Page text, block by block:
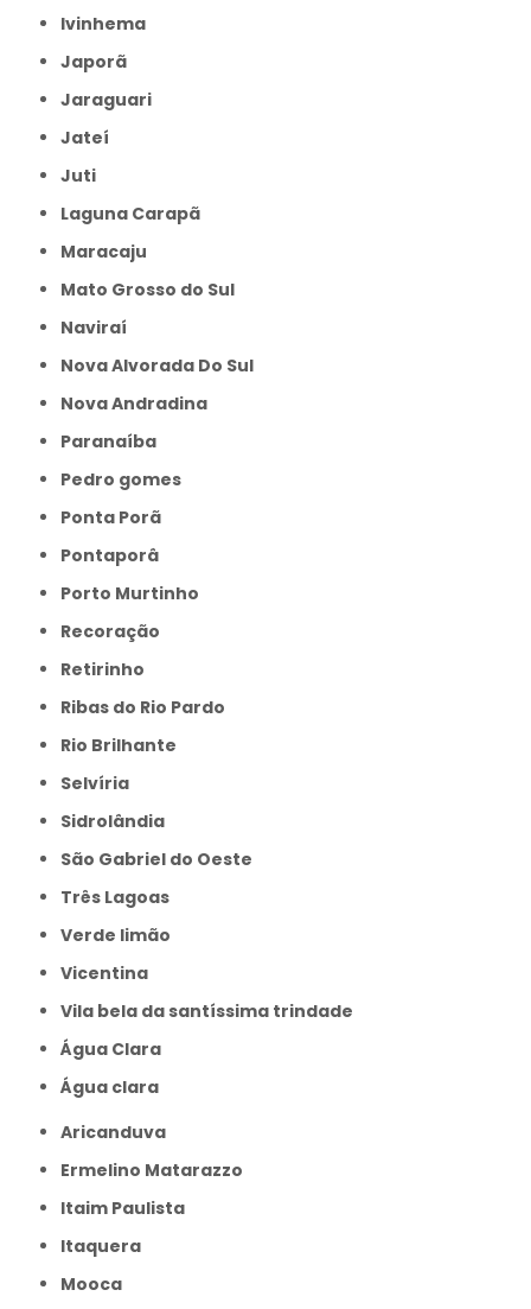
Ivinhema
Japorã
Jaraguari
Jateí
Juti
Laguna Carapã
Maracaju
Mato Grosso do Sul
Naviraí
Nova Alvorada Do Sul
Nova Andradina
Paranaíba
Pedro gomes
Ponta Porã
Pontaporâ
Porto Murtinho
Recoração
Retirinho
Ribas do Rio Pardo
Rio Brilhante
Selvíria
Sidrolândia
São Gabriel do Oeste
Três Lagoas
Verde limão
Vicentina
Vila bela da santíssima trindade
Água Clara
Água clara
Aricanduva
Ermelino Matarazzo
Itaim Paulista
Itaquera
Mooca